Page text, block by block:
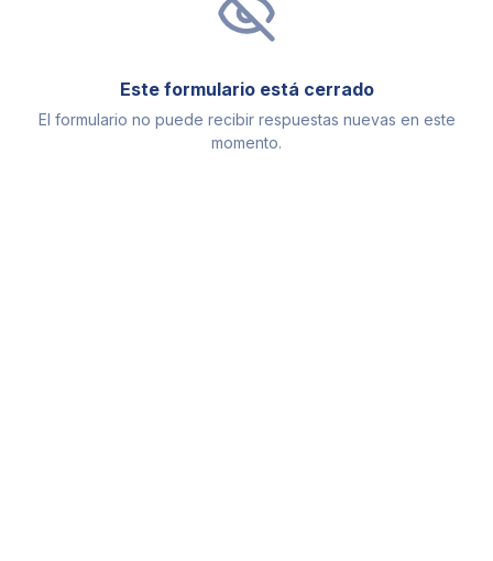
Este formulario está cerrado
El formulario no puede recibir respuestas nuevas en este
momento.